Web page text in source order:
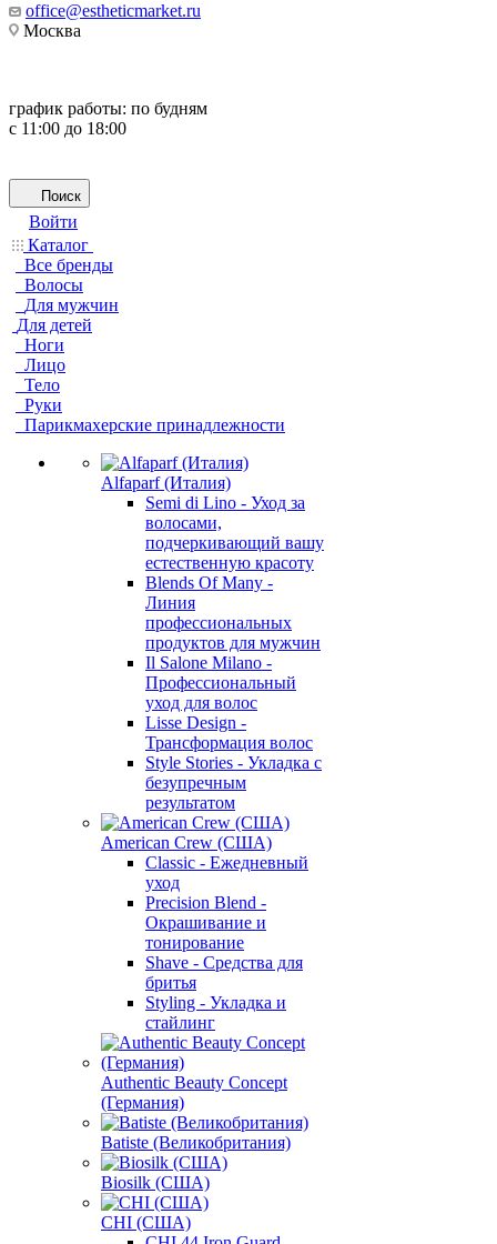
office@estheticmarket.ru
Москва
график работы: по будням
с 11:00 до 18:00
Поиск
Войти
Каталог
Все бренды
Волосы
Для мужчин
Для детей
Ноги
Лицо
Тело
Руки
Парикмахерские принадлежности
Alfaparf (Италия)
Semi di Lino - Уход за
волосами,
подчеркивающий вашу
естественную красоту
Blends Of Many -
Линия
профессиональных
продуктов для мужчин
Il Salone Milano -
Профессиональный
уход для волос
Lisse Design -
Трансформация волос
Style Stories - Укладка с
безупречным
результатом
American Crew (США)
Classic - Ежедневный
уход
Precision Blend -
Окрашивание и
тонирование
Shave - Средства для
бритья
Styling - Укладка и
стайлинг
Authentic Beauty Concept
(Германия)
Batiste (Великобритания)
Biosilk (США)
CHI (США)